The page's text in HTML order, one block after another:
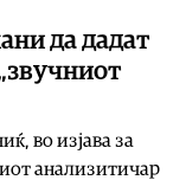
да дадат
во изјава за
анализитичар